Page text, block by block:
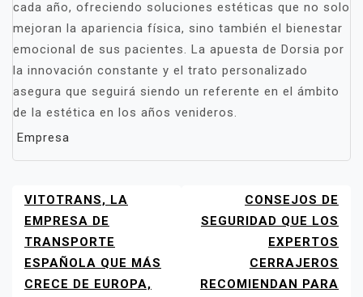
cada año, ofreciendo soluciones estéticas que no solo
mejoran la apariencia física, sino también el bienestar
emocional de sus pacientes. La apuesta de Dorsia por
la innovación constante y el trato personalizado
asegura que seguirá siendo un referente en el ámbito
de la estética en los años venideros.
Empresa
NAVEGACIÓN
DE
ENTRADAS
VITOTRANS, LA
EMPRESA DE
TRANSPORTE
ESPAÑOLA QUE MÁS
CRECE DE EUROPA,
CONSEJOS DE
SEGURIDAD QUE LOS
EXPERTOS
CERRAJEROS
RECOMIENDAN PARA